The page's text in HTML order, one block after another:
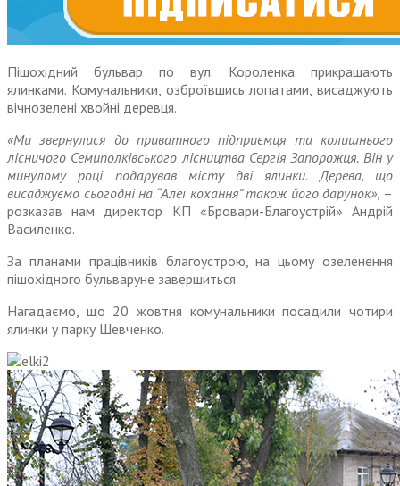
Пішохідний бульвар по вул. Короленка прикрашають
ялинками. Комунальники, озброївшись лопатами, висаджують
вічнозелені хвойні деревця.
«Ми звернулися до приватного підприємця та колишнього
лісничого Семиполківського лісництва Сергія Запорожця. Він у
минулому році подарував місту дві ялинки. Дерева, що
висаджуємо сьогодні на “Алеї кохання” також його дарунок», –
розказав нам директор КП «Бровари-Благоустрій» Андрій
Василенко.
За планами працівників благоустрою, на цьому озеленення
пішохідного бульваруне завершиться.
Нагадаємо, що 20 жовтня комунальники посадили чотири
ялинки у парку Шевченко.